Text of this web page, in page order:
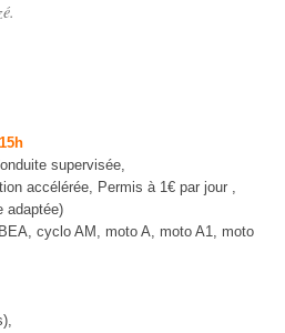
supervisée,
accélérée, Permis à 1€ par jour ,
adaptée)
cyclo AM, moto A, moto A1, moto